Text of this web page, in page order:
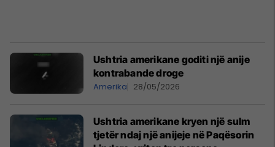
Ushtria amerikane goditi një anije
kontrabande droge
Amerika 28/05/2026
Ushtria amerikane kryen një sulm
tjetër ndaj një anijeje në Paqësorin